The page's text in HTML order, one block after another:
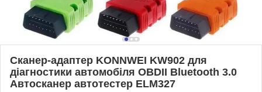
Сканер-адаптер KONNWEI KW902 для
діагностики автомобіля OBDII Bluetooth 3.0
Автосканер автотестер ELM327